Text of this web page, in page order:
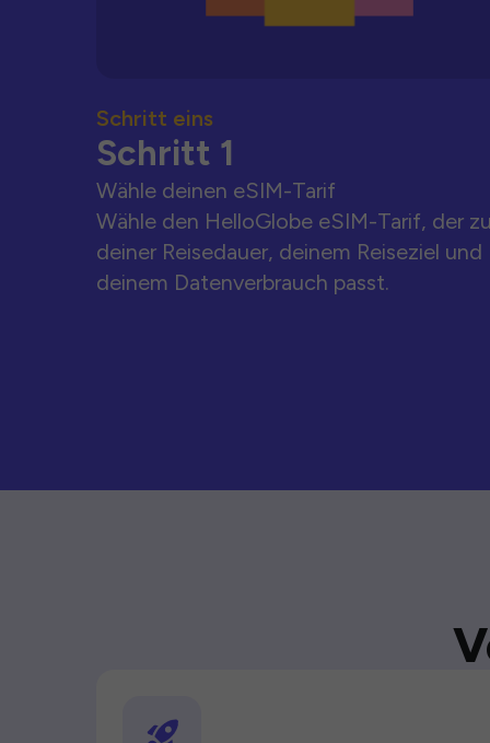
Schritt eins
Schritt 1
Wähle deinen eSIM-Tarif
Wähle den HelloGlobe eSIM-Tarif, der
deiner Reisedauer, deinem Reiseziel und
deinem Datenverbrauch passt.